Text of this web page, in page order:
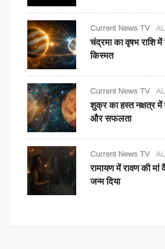
Current News TV
चंद्रमा का वृषभ राशि में
किस्मत
Current News TV
शुक्र का हस्त नक्षत्र में
और सफलता
Current News TV
रामायण में रावण की
जन्म दिया